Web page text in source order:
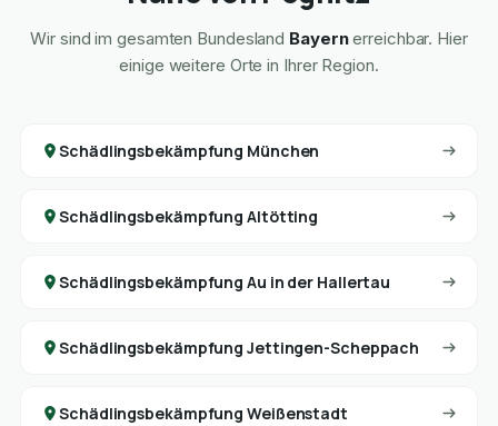
Wir sind im gesamten Bundesland Bayernerreichbar. Hier
einige weitere Orte in Ihrer Region.
Schädlingsbekämpfung München
Schädlingsbekämpfung Altötting
Schädlingsbekämpfung Au in der Hallertau
Schädlingsbekämpfung Jettingen-Scheppach
Schädlingsbekämpfung Weißenstadt